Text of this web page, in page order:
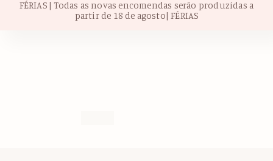
FÉRIAS | Todas as novas encomendas serão produzidas a
partir de 18 de agosto| FÉRIAS